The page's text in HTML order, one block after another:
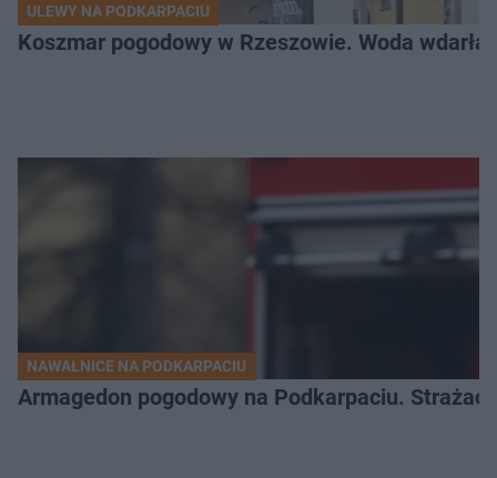
ULEWY NA PODKARPACIU
Koszmar pogodowy w Rzeszowie. Woda
NAWAŁNICE NA PODKARPACIU
Armagedon pogodowy na Podkarpaciu.